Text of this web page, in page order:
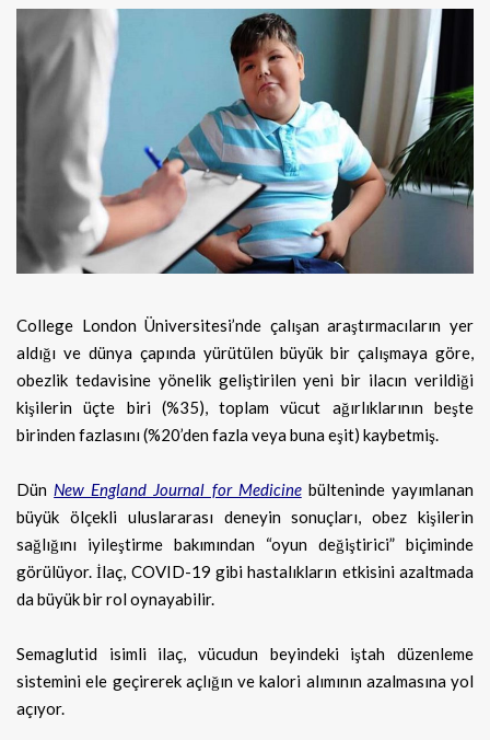
College London Üniversitesi’nde çalışan araştırmacıların yer
aldığı ve dünya çapında yürütülen büyük bir çalışmaya göre,
obezlik tedavisine yönelik geliştirilen yeni bir ilacın verildiği
kişilerin üçte biri (%35), toplam vücut ağırlıklarının beşte
birinden fazlasını (%20’den fazla veya buna eşit) kaybetmiş.
Dün New England Journal for Medicinebülteninde yayımlanan
büyük ölçekli uluslararası deneyin sonuçları, obez kişilerin
sağlığını iyileştirme bakımından “oyun değiştirici” biçiminde
görülüyor. İlaç, COVID-19 gibi hastalıkların etkisini azaltmada
da büyük bir rol oynayabilir.
Semaglutid isimli ilaç, vücudun beyindeki iştah düzenleme
sistemini ele geçirerek açlığın ve kalori alımının azalmasına yol
açıyor.